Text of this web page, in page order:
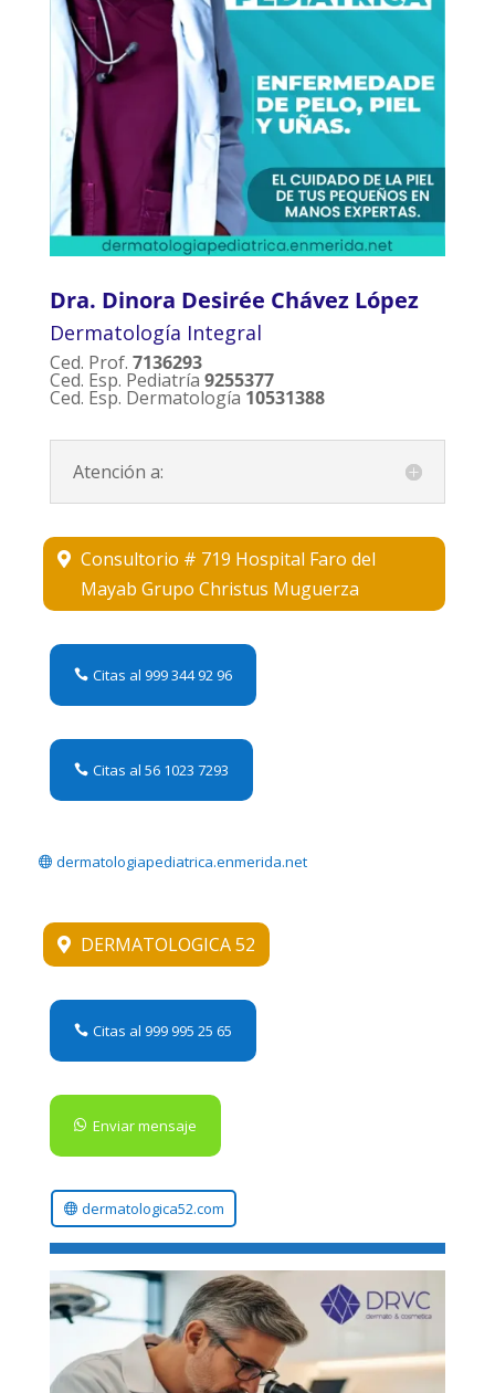
Dra. Dinora Desirée Chávez López
Dermatología Integral
Ced. Prof. 7136293
Ced. Esp. Pediatría 9255377
Ced. Esp. Dermatología 10531388
Atención a:
Consultorio # 719 Hospital Faro del
Mayab Grupo Christus Muguerza
Citas al 999 344 92 96
Citas al 56 1023 7293
dermatologiapediatrica.enmerida.net
DERMATOLOGICA 52
Citas al 999 995 25 65
Enviar mensaje
dermatologica52.com